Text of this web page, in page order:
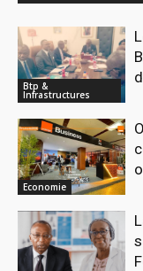
Btp &
Infrastructures
Economie